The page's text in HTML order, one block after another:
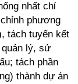
nhất chỉ
phương
tách tuyến kết
lý, sử
tách phần
thành dự án